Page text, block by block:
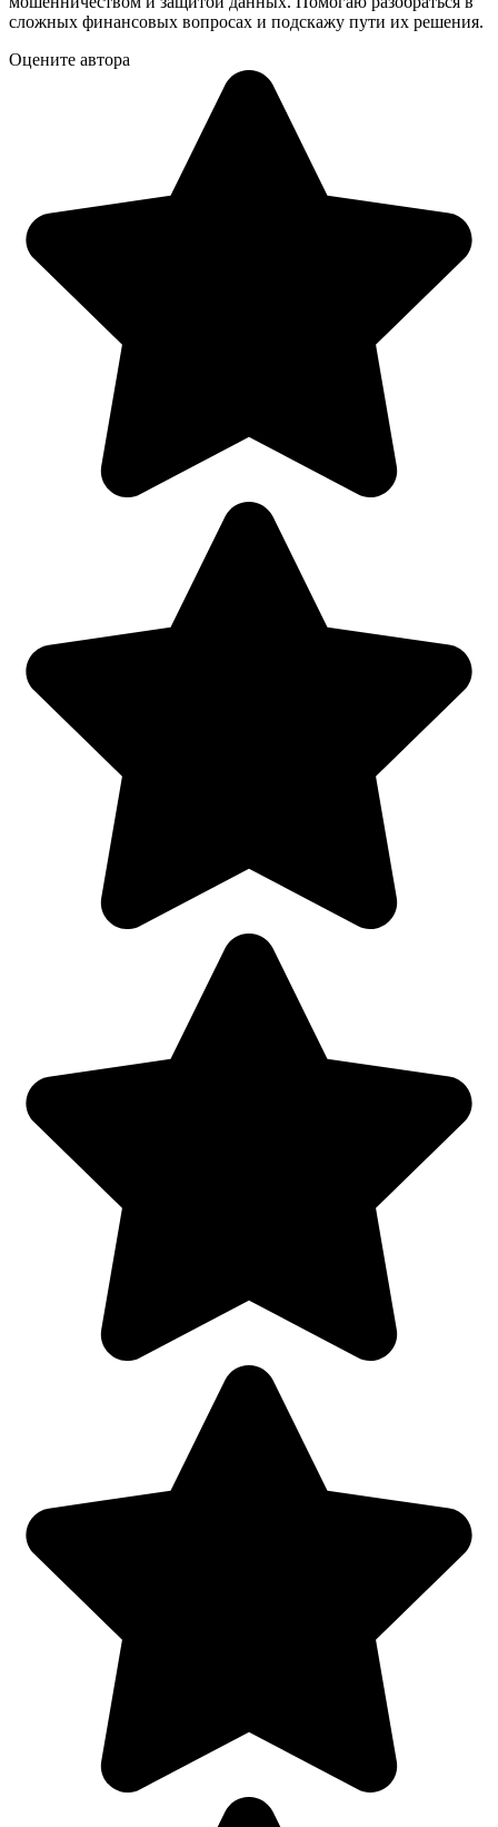
сложных финансовых вопросах и подскажу пути их решения.
Оцените автора